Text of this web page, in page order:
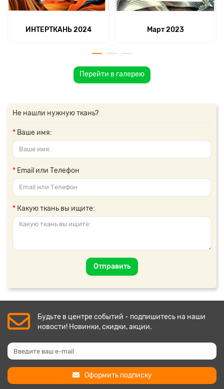
ИНТЕРТКАНЬ 2024 Март 2023
Перейти в галерею
Не нашли нужную ткань?
Ваше имя:
Email или Телефон
Какую ткань вы ищите:
Отправить
Будьте в центре событий - подпишитесь на наши
новости! Новинки, скидки, акции.
Оформить подписку